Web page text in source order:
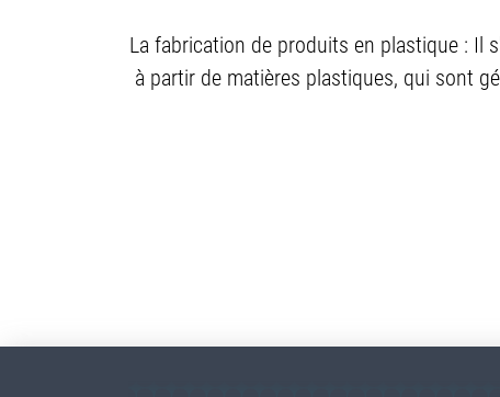
La fabrication de produits en plastique : Il
à partir de matières plastiques, qui sont